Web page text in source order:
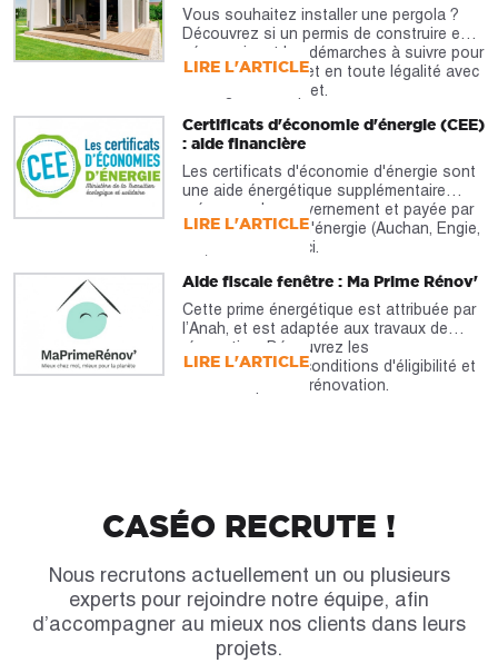
Vous souhaitez installer une pergola ?
Découvrez si un permis de construire est
nécessaire et les démarches à suivre pour
réaliser votre projet en toute légalité avec
notre guide complet.
LIRE L'ARTICLE
Certificats d'économie d'énergie (CEE)
: aide financière
Les certificats d'économie d'énergie sont
une aide énergétique supplémentaire
prévue par le gouvernement et payée par
les fournisseurs d'énergie (Auchan, Engie,
etc). À découvrir ici.
LIRE L'ARTICLE
Aide fiscale fenêtre : Ma Prime Rénov'
Cette prime énergétique est attribuée par
l’Anah, et est adaptée aux travaux de
rénovation. Découvrez les
caractéristiques, conditions d'éligibilité et
montants pour la rénovation.
LIRE L'ARTICLE
CASÉO RECRUTE !
Nous recrutons actuellement un ou plusieurs
experts pour rejoindre notre équipe, afin
d’accompagner au mieux nos clients dans leurs
projets.